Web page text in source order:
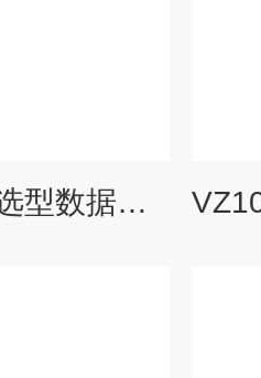
MC-02P-05-65选型数据大金DAIKIN换向阀